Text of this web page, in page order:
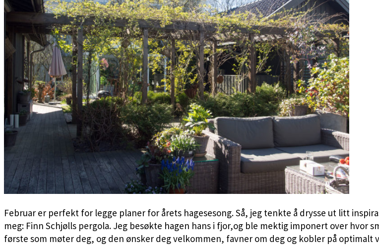
Februar er perfekt for legge planer for årets hagesesong. Så, jeg tenkte å drysse ut litt
meg: Finn Schjølls pergola. Jeg besøkte hagen hans i fjor,og ble mektig imponert over hvor
første som møter deg, og den ønsker deg velkommen, favner om deg og kobler på optimalt